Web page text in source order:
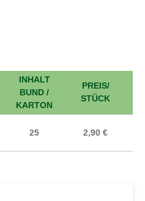
INHALT
BUND /
KARTON
PREIS/
STÜCK
25 2,90 €